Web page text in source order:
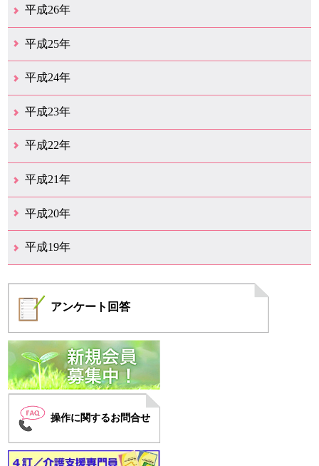
12月（15）
11月（9）
10月（6）
9月（9）
8月（3）
7月（10）
6月（14）
5月（10）
4月（23）
3月（29）
2月（17）
1月（9）
平成26年
12月（11）
11月（11）
10月（9）
9月（11）
8月（12）
7月（9）
6月（12）
5月（5）
4月（14）
3月（12）
2月（8）
1月（9）
平成25年
12月（12）
11月（6）
10月（7）
9月（10）
8月（6）
7月（9）
6月（7）
5月（8）
4月（8）
3月（12）
2月（17）
1月（7）
平成24年
12月（8）
11月（5）
10月（7）
9月（10）
8月（5）
7月（7）
6月（9）
5月（7）
4月（7）
3月（12）
2月（2）
1月（4）
平成23年
12月（6）
11月（6）
10月（14）
9月（5）
8月（8）
7月（7）
6月（9）
5月（11）
4月（12）
3月（3）
2月（2）
平成22年
12月（1）
11月（5）
10月（7）
9月（15）
8月（12）
7月（11）
6月（12）
5月（6）
4月（4）
3月（17）
2月（7）
1月（6）
平成21年
12月（4）
11月（3）
10月（7）
9月（5）
8月（7）
7月（9）
6月（13）
5月（9）
4月（22）
3月（9）
2月（8）
平成20年
12月（6）
11月（4）
10月（6）
9月（4）
8月（1）
7月（6）
6月（1）
5月（1）
4月（1）
3月（2）
2月（4）
1月（2）
平成19年
アンケート 回答
操作に関するお問合せ